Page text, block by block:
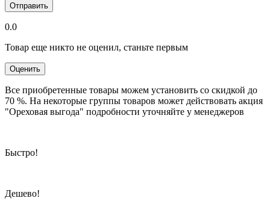
Отправить
0.0
Товар еще никто не оценил, станьте первым
Оценить
Все приобретенные товары можем установить со скидкой до
70 %. На некоторые группы товаров может действовать акция
"Ореховая выгода" подробности уточняйте у менеджеров
Быстро!
Дешево!